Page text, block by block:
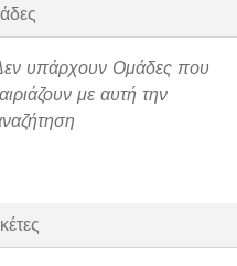
υπάρχουν Ομάδες που
με αυτή την